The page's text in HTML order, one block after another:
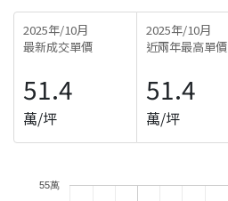
2025年/10月
最新成交單價
51.4
萬/坪
2025年/10月
近兩年最高單價
51.4
萬/坪
55萬